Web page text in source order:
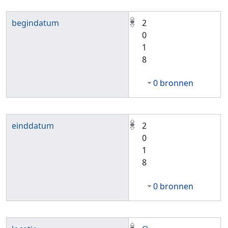
begindatum
2
0
1
8
0 bronnen
einddatum
2
0
1
8
0 bronnen